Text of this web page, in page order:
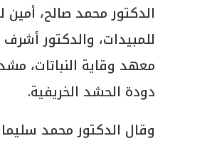
الدكتور محمد صالح، أمين
للمبيدات، والدكتور
معهد وقاية النباتات،
دودة الحشد الخريفية.
وقال الدكتور محمد